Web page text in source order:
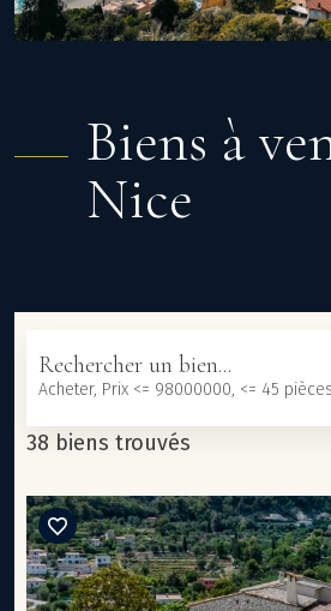
Biens à
Nice
Rechercher un bien...
38 biens trouvés